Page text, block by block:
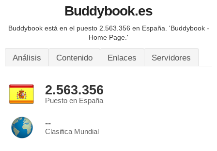
Buddybook.es
Buddybook está en el puesto 2.563.356 en España. 'Buddybook -
Home Page.'
Análisis Contenido Enlaces Servidores
2.563.356
Puesto en España
--
Clasifica Mundial